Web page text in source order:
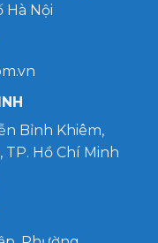
Hà Nội
Bỉnh Khiêm,
Hồ Chí Minh